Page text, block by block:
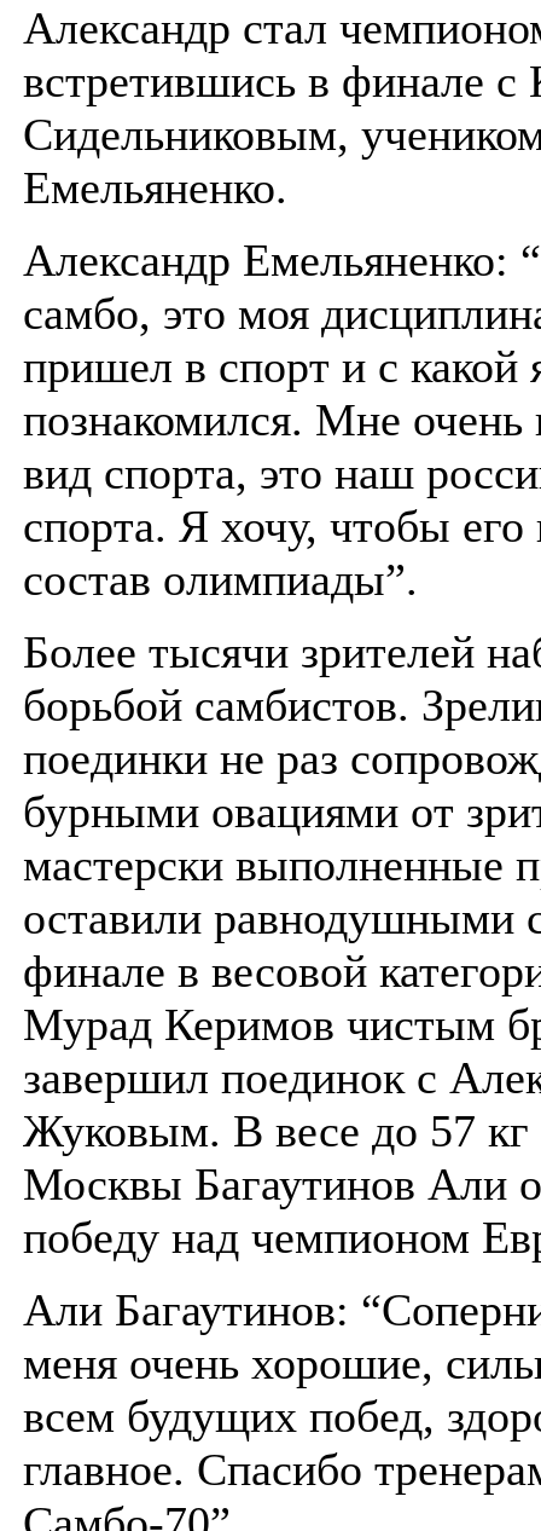
Александр стал
встретившись в финале
Сидельниковым,
Емельяненко.
Александр Емельяненко:
самбо, это моя
пришел в спорт и с какой
познакомился. Мне очень
вид спорта, это наш
спорта. Я хочу, чтобы
состав олимпиады”.
Более тысячи зрителей
борьбой самбистов.
поединки не раз
бурными овациями от
мастерски выполненные
оставили равнодушными
финале в весовой
Мурад Керимов чистым
завершил поединок с
Жуковым. В весе до 57 кг
Москвы Багаутинов Али
победу над чемпионом
Али Багаутинов:
меня очень хорошие,
всем будущих побед,
главное. Спасибо